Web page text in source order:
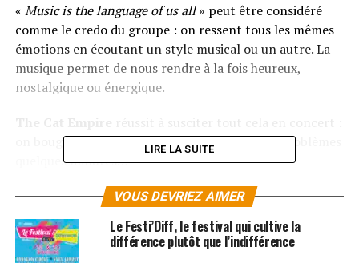
« Music is the language of us all» peut être considéré
comme le credo du groupe : on ressent tous les mêmes
émotions en écoutant un style musical ou un autre. La
musique permet de nous rendre à la fois heureux,
nostalgique ou énergique.
on bouge, on danse, on chante, on oublie nos problèmes
quelques minutes…
De retour en France le16 mars 2023 au Casino de
Paris,on ne pourrait que conseiller d’aller applaudir
The Cat Empiresur scène : bonne humeur, convivialité
et rythmes endiablés seront de la partie !
LIRE LA SUITE
VOUS DEVRIEZ AIMER
Le Festi’Diff, le festival qui cultive la
différence plutôt que l’indifférence